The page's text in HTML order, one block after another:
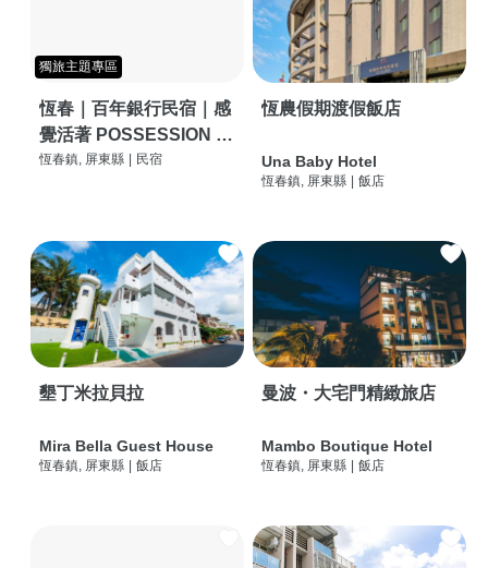
獨旅主題專區
恆春｜百年銀行民宿｜感
覺活著 POSSESSION |
背包客棧 | 恆春必住特色
恆春鎮, 屏東縣 民宿
恆農假期渡假飯店
Una Baby Hotel
恆春鎮, 屏東縣 飯店
墾丁米拉貝拉
Mira Bella Guest House
恆春鎮, 屏東縣 飯店
曼波・大宅門精緻旅店
Mambo Boutique Hotel
恆春鎮, 屏東縣 飯店